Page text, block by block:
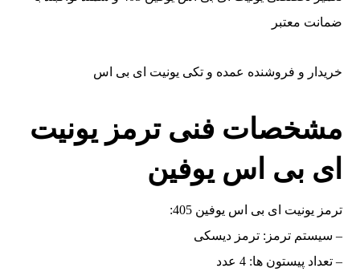
ضمانت معتبر
خریدار و فروشنده عمده و تکی یونیت ای بی اس
مشخصات فنی ترمز یونیت
ای بی اس یوفین
ترمز یونیت ای بی اس یوفین 405:
– سیستم ترمز: ترمز دیسکی
– تعداد پیستون ها: 4 عدد